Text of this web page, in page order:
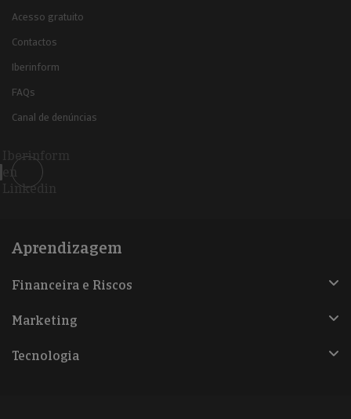
Acesso gratuito
Contactos
Iberinform
FAQs
Canal de denúncias
Iberinform
en
Linkedin
Aprendizagem
Financeira e Riscos
Marketing
Tecnologia